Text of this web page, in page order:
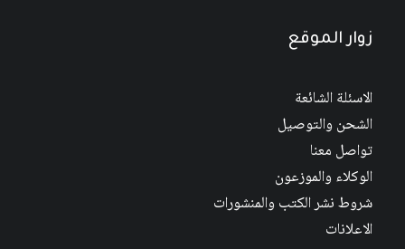
زوار الموقع
الاسئلة الشائعة
الشحن والتوصيل
تواصل معنا
الوكلاء والموزعون
شروط نشر الكتب والمنشورات
الاعلانات